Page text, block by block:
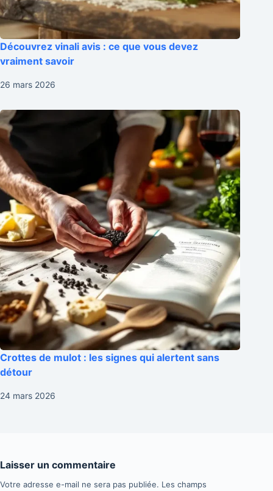
Découvrez vinali avis : ce que vous devez
vraiment savoir
26 mars 2026
Crottes de mulot : les signes qui alertent sans
détour
24 mars 2026
Laisser un commentaire
Votre adresse e-mail ne sera pas publiée. Les champs